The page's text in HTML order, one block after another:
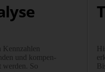
Kennzahlen
und kom­pen­
werden. So